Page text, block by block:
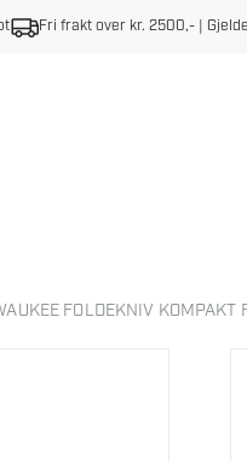
Fri frakt over kr. 2500,- |
FOLDEKNIV KOMPAKT